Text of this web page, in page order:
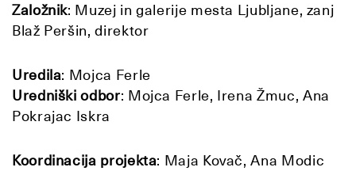
Založnik: Muzej in galerije mesta Ljubljane, zanj
Blaž Peršin, direktor
Uredila: Mojca Ferle
Uredniški odbor: Mojca Ferle, Irena Žmuc, Ana
Pokrajac Iskra
Koordinacija projekta: Maja Kovač, Ana Modic